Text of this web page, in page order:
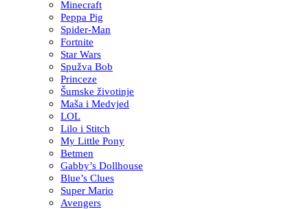
Minecraft
Peppa Pig
Spider-Man
Fortnite
Star Wars
Spužva Bob
Princeze
Šumske životinje
Maša i Medvjed
LOL
Lilo i Stitch
My Little Pony
Betmen
Gabby’s Dollhouse
Blue’s Clues
Super Mario
Avengers